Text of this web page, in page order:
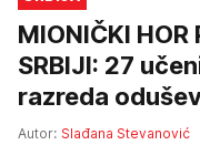
MIONIČKI HOR
SRBIJI: 27
razreda
Autor: Slađana Stevanović